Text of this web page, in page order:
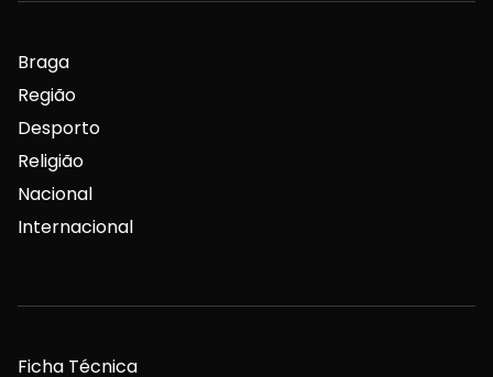
Braga
Região
Desporto
Religião
Nacional
Internacional
Ficha Técnica